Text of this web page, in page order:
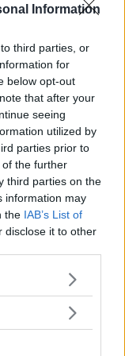
Information
third parties, or
for
below opt-out
that after your
seeing
utilized by
parties prior to
the further
third parties on the
information may
the IAB’s List of
disclose it to other
or more Google
You may click to
in below Google
göra ett
bara några
ja nästan
Jo därför
och hur du
att skapa bra
är en riktigt
konkret. Den
gör det enkelt